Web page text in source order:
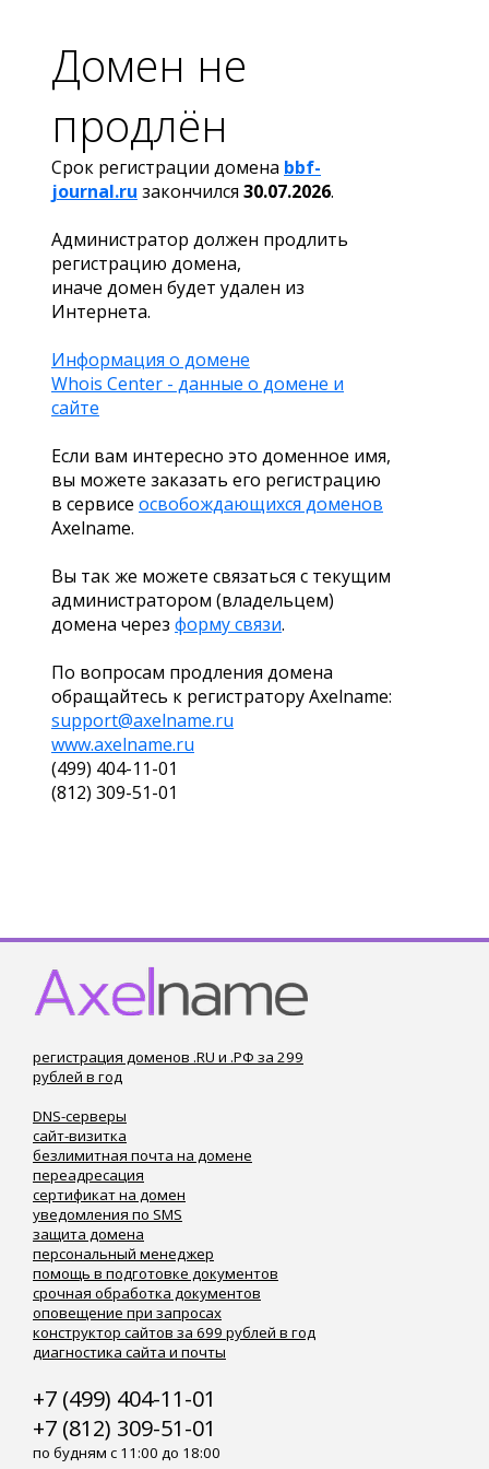
Домен не
продлён
Срок регистрации домена bbf-
journal.ru закончился 30.07.2026.
Администратор должен продлить
регистрацию домена,
иначе домен будет удален из
Интернета.
Информация о домене
Whois Center - данные о домене и
сайте
Если вам интересно это доменное имя,
вы можете заказать его регистрацию
в сервисе освобождающихся доменов
Axelname.
Вы так же можете связаться с текущим
администратором (владельцем)
домена через форму связи.
По вопросам продления домена
обращайтесь к регистратору Axelname:
support@axelname.ru
www.axelname.ru
(499) 404-11-01
(812) 309-51-01
регистрация доменов .RU и .РФ за 299
рублей в год
DNS-серверы
сайт-визитка
безлимитная почта на домене
переадресация
сертификат на домен
уведомления по SMS
защита домена
персональный менеджер
помощь в подготовке документов
срочная обработка документов
оповещение при запросах
конструктор сайтов за 699 рублей в год
диагностика сайта и почты
+7 (499) 404-11-01
+7 (812) 309-51-01
по будням с 11:00 до 18:00